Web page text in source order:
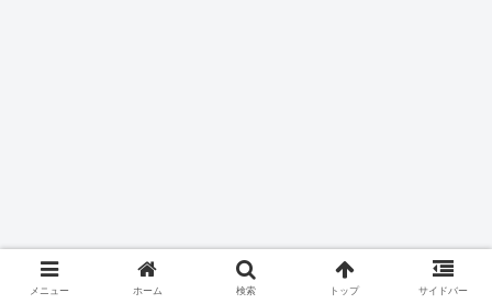
メニュー ホーム 検索 トップ サイドバー